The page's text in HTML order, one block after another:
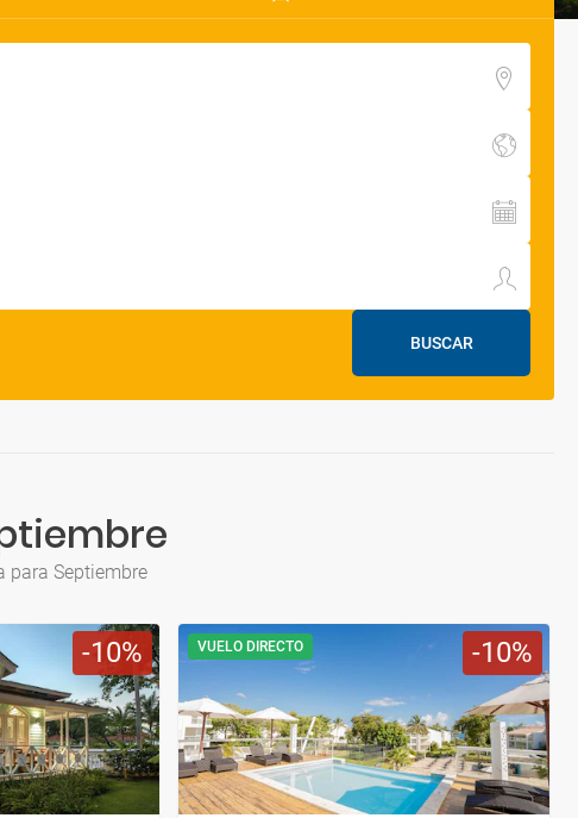
BUSCAR
para Septiembre
10 10
VUELO DIRECTO